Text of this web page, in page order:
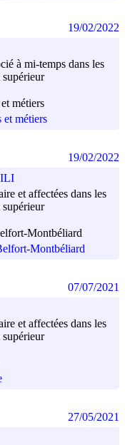
à mi-temps dans les
supérieur
métiers
et métiers
19/02/2022
et affectées dans les
supérieur
Montbéliard
Montbéliard
19/02/2022
et affectées dans les
supérieur
07/07/2021
27/05/2021